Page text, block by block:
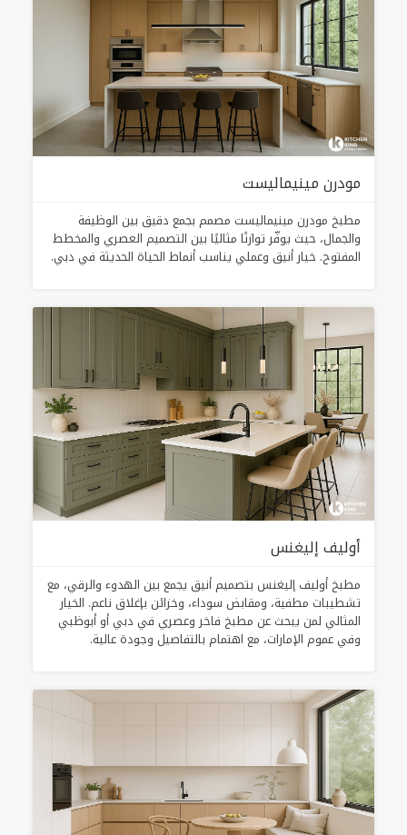
مودرن مينيماليست
مطبخ مودرن مينيماليست مصمم بجمع دقيق بين الوظيفة
والجمال، حيث يوفّر توازنًا مثاليًا بين التصميم العصري والمخطط
المفتوح. خيار أنيق وعملي يناسب أنماط الحياة الحديثة في دبي.
أوليف إليغنس
مطبخ أوليف إليغنس بتصميم أنيق يجمع بين الهدوء والرقي، مع
تشطيبات مطفية، ومقابض سوداء، وخزائن بإغلاق ناعم. الخيار
المثالي لمن يبحث عن مطبخ فاخر وعصري في دبي أو أبوظبي
وفي عموم الإمارات، مع اهتمام بالتفاصيل وجودة عالية.